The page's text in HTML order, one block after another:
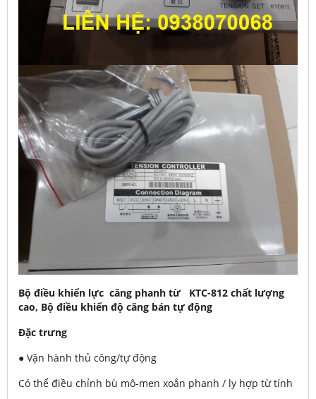
Bộ điều khiển lực căng phanh từ KTC-812 chất lượng
cao, Bộ điều khiển độ căng bán tự động
Đặc trưng
● Vận hành thủ công/tự động
Có thể điều chỉnh bù mô-men xoắn phanh / ly hợp từ tính